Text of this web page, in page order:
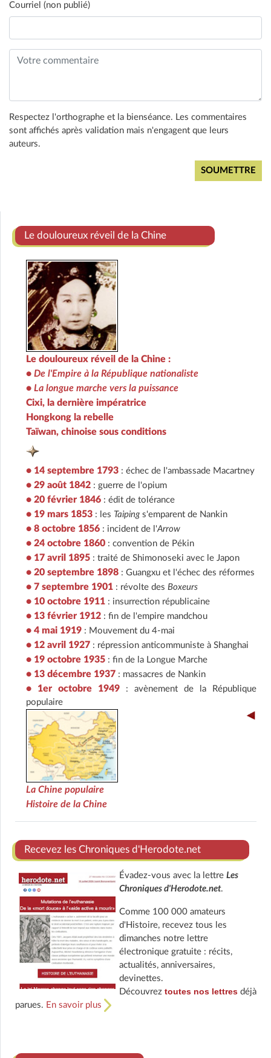
Courriel (non publié)
Respectez l'orthographe et la bienséance. Les commentaires
sont affichés après validation mais n'engagent que leurs
auteurs.
Le douloureux réveil de la Chine
Le douloureux réveil de la Chine :
• De l'Empire à la République nationaliste
• La longue marche vers la puissance
Cixi, la dernière impératrice
Hongkong la rebelle
Taïwan, chinoise sous conditions
• 14 septembre 1793 : échec de l'ambassade Macartney
• 29 août 1842 : guerre de l'opium
• 20 février 1846 : édit de tolérance
• 19 mars 1853 : les Taiping s'emparent de Nankin
• 8 octobre 1856 : incident de l'Arrow
• 24 octobre 1860 : convention de Pékin
• 17 avril 1895 : traité de Shimonoseki avec le Japon
• 20 septembre 1898 : Guangxu et l'échec des réformes
• 7 septembre 1901 : révolte des Boxeurs
• 10 octobre 1911 : insurrection républicaine
• 13 février 1912 : fin de l'empire mandchou
• 4 mai 1919 : Mouvement du 4-mai
• 12 avril 1927 : répression anticommuniste à Shanghai
• 19 octobre 1935 : fin de la Longue Marche
• 13 décembre 1937 : massacres de Nankin
• 1er octobre 1949 : avènement de la République
populaire
La Chine populaire
Histoire de la Chine
Recevez les Chroniques d'Herodote.net
Évadez-vous avec la lettre Les
Chroniques d'Herodote.net.
Comme 100 000 amateurs
d'Histoire, recevez tous les
dimanches notre lettre
électronique gratuite : récits,
actualités, anniversaires,
devinettes.
Découvrez toutes nos lettresdéjà
parues. En savoir plus